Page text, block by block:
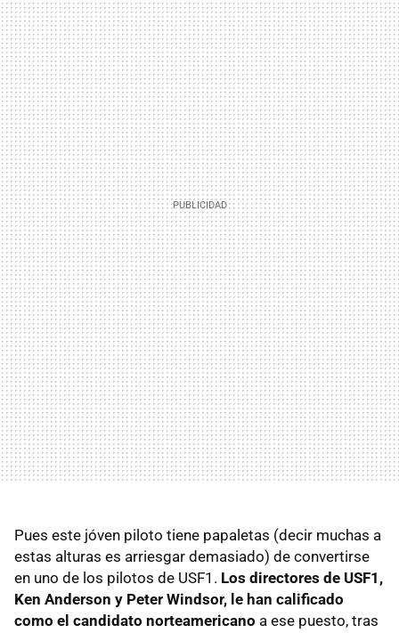
Pues este jóven piloto tiene papaletas (decir muchas a
estas alturas es arriesgar demasiado) de convertirse
en uno de los pilotos de USF1. Los directores de USF1,
Ken Anderson y Peter Windsor, le han calificado
como el candidato norteamericano a ese puesto, tras